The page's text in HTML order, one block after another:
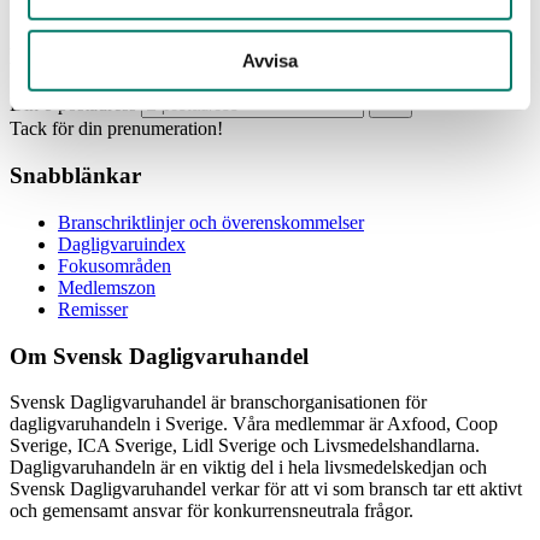
Avvisa
Din e-postadress
Tack för din prenumeration!
Snabblänkar
Branschriktlinjer och överenskommelser
Dagligvaruindex
Fokusområden
Medlemszon
Remisser
Om Svensk Dagligvaruhandel
Svensk Dagligvaruhandel är branschorganisationen för
dagligvaruhandeln i Sverige. Våra medlemmar är Axfood, Coop
Sverige, ICA Sverige, Lidl Sverige och Livsmedelshandlarna.
Dagligvaruhandeln är en viktig del i hela livsmedelskedjan och
Svensk Dagligvaruhandel verkar för att vi som bransch tar ett aktivt
och gemensamt ansvar för konkurrensneutrala frågor.